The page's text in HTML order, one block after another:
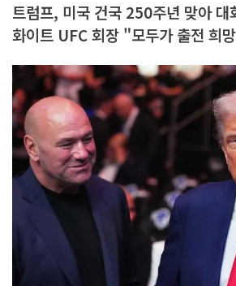
트럼프, 미국 건국 250주년 맞아 대
화이트 UFC 회장 "모두가 출전 희